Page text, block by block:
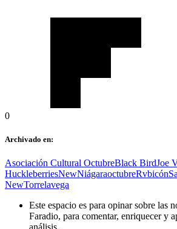
0
Archivado en:
Asociación Cultural OctubreBlack BirdJoe
HuckleberriesNewNiágaraoctubreRvbicón
NewTorrelavega
Este espacio es para opinar sobre las
Faradio, para comentar, enriquecer y
análisis.